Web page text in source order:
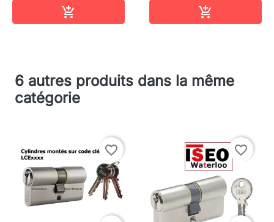
 
6 autres produits dans la même
catégorie
favorite_border favorite_border